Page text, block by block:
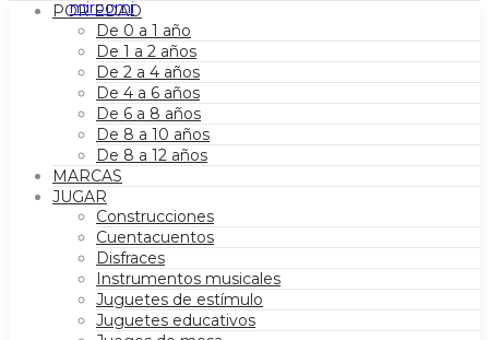
POR EDAD
De 0 a 1 año
De 1 a 2 años
De 2 a 4 años
De 4 a 6 años
De 6 a 8 años
De 8 a 10 años
De 8 a 12 años
MARCAS
JUGAR
Construcciones
Cuentacuentos
Disfraces
Instrumentos musicales
Juguetes de estímulo
Juguetes educativos